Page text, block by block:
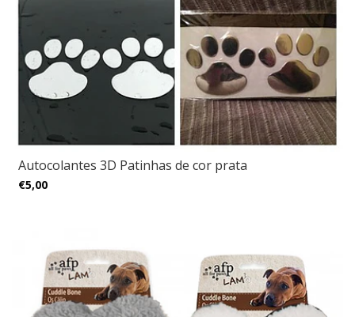
​Autocolantes 3D Patinhas de cor prata
€5,00